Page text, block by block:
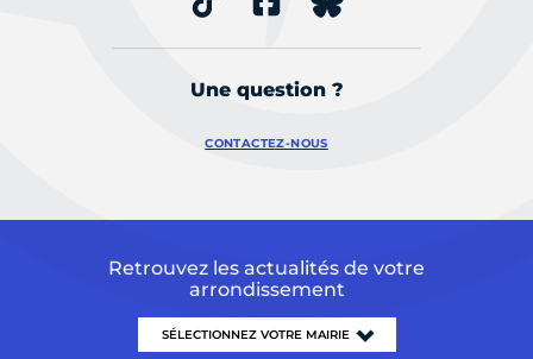
Une question ?
CONTACTEZ-NOUS
Retrouvez les actualités de votre
arrondissement